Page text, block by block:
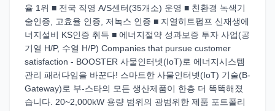
율 1위 ■ 전국 직영 A/S센터(35개소) 운영 ■ 친환경 녹색기
술인증, 고효율 인증, 저녹스 인증 ■ 지열히트펌프 신재생에
너지설비 KS인증 취득 ■ 에너지절약 성과보증 투자 사업(공
기열 H/P, 수열 H/P) Companies that pursue customer
satisfaction - BOOSTER 사물인터넷(IoT)로 에너지시스템
관리 패러다임을 바꾼다! 스마트한 사물인터넷(IoT) 기술(B-
Gateway)로 부-스타의 모든 생산제품이 한층 더 똑똑해졌
습니다. 20~2,000kW 용량 범위의 광범위한 제품 포트폴리